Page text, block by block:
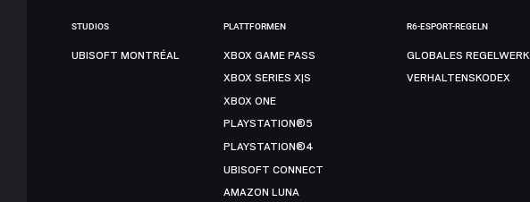
STUDIOS
UBISOFT MONTRÉAL
PLATTFORMEN
XBOX GAME PASS
XBOX SERIES X|S
XBOX ONE
PLAYSTATION®5
PLAYSTATION®4
UBISOFT CONNECT
AMAZON LUNA
R6-ESPORT-REGELN
GLOBALES REGELWERK
VERHALTENSKODEX